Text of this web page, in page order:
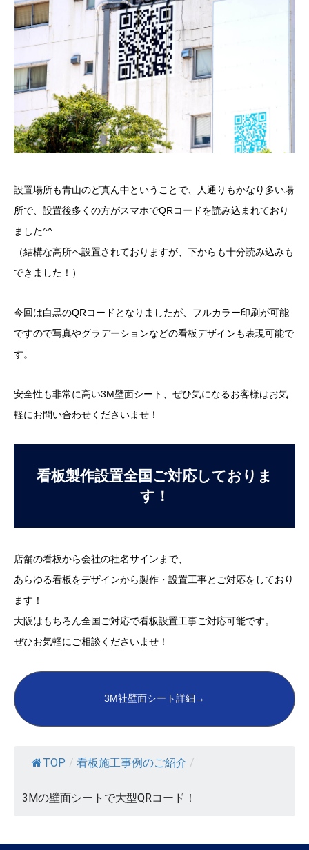
プレート看板
ウィンドウサイン
自立看板
特注ホワイトボード
タワーサイン製作
設置場所も青山のど真ん中ということで、人通りもかなり多い場
所で、設置後多くの方がスマホでQRコードを読み込まれており
ました^^
（結構な高所へ設置されておりますが、下からも十分読み込みも
できました！）
今回は白黒のQRコードとなりましたが、フルカラー印刷が可能
ですので写真やグラデーションなどの看板デザインも表現可能で
す。
安全性も非常に高い3M壁面シート、ぜひ気になるお客様はお気
軽にお問い合わせくださいませ！
看板製作設置全国ご対応しておりま
す！
店舗の看板から会社の社名サインまで、
あらゆる看板をデザインから製作・設置工事とご対応をしており
ます！
大阪はもちろん全国ご対応で看板設置工事ご対応可能です。
ぜひお気軽にご相談くださいませ！
3M社壁面シート詳細→
TOP / 看板施工事例のご紹介 /
3Mの壁面シートで大型QRコード！